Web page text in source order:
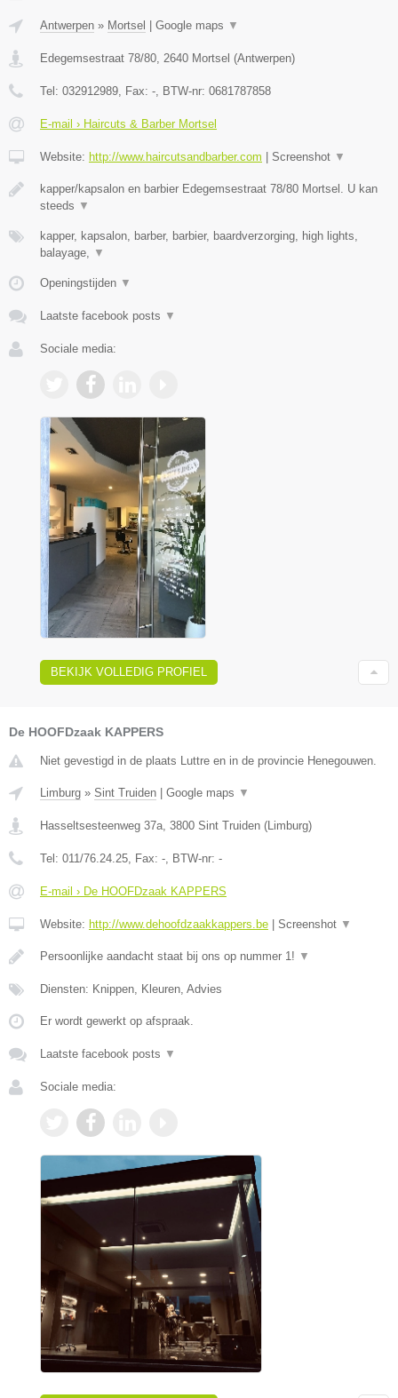
Antwerpen » Mortsel Google maps ▼
Edegemsestraat 78/80, 2640 Mortsel (Antwerpen)
Tel: 032912989, Fax: -, BTW-nr: 0681787858
E-mail › Haircuts & Barber Mortsel
Website: http://www.haircutsandbarber.com Screenshot ▼
kapper/kapsalon en barbier Edegemsestraat 78/80 Mortsel. U kan
steeds ▼
kapper, kapsalon, barber, barbier, baardverzorging, high lights,
balayage, ▼
Openingstijden ▼
Laatste facebook posts ▼
Sociale media:
BEKIJK VOLLEDIG PROFIEL
De HOOFDzaak KAPPERS
Niet gevestigd in de plaats Luttre en in de provincie Henegouwen.
Limburg » Sint Truiden | Google maps ▼
Hasseltsesteenweg 37a 3800 Sint Truiden (Limburg)
Tel: 011/76.24.25 , Fax: - , BTW-nr: -
E-mail › De HOOFDzaak KAPPERS
Website: http://www.dehoofdzaakkappers.be | Screenshot ▼
Persoonlijke aandacht staat bij ons op nummer 1! ▼
Diensten: Knippen, Kleuren, Advies
Er wordt gewerkt op afspraak.
Laatste facebook posts ▼
Sociale media: